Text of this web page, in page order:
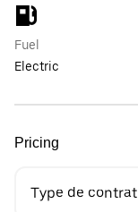
Fuel
Electric
Pricing
Type de contrat